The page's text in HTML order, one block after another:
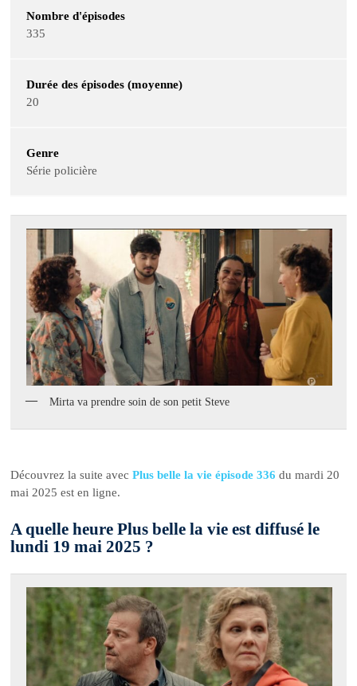
Nombre d'épisodes
335
Durée des épisodes (moyenne)
20
Genre
Série policière
Mirta va prendre soin de son petit Steve
Découvrez la suite avecPlus belle la vie épisode 336 du mardi 20
mai 2025 est en ligne.
A quelle heure Plus belle la vie est diffusé le
lundi 19 mai 2025 ?